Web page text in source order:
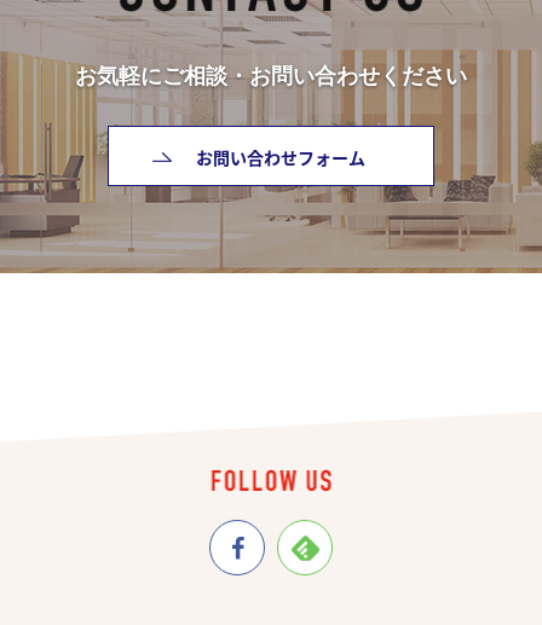
お気軽にご相談・お問い合わせください
お問い合わせフォーム